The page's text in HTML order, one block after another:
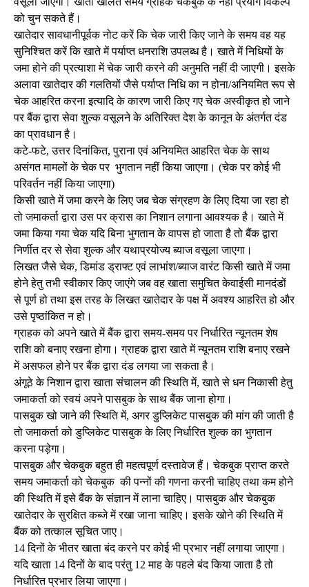
को चुन सकते हैं।
खातेदार सावधानीपूर्वक नोट करें कि चेक जारी किए जाने के समय वह यह
सुनिश्चित करें कि खाते में पर्याप्त धनराशि उपलब्ध है। खाते में निधियों के
जमा होने की प्रत्याशा में चेक जारी करने की अनुमति नहीं दी जाएगी। इसके
अलावा खातेदार की गलतियों जैसे पर्याप्त निधि का न होना/अनियमित रूप से
चेक आहरित करना इत्यादि के कारण जारी किए गए चेक अस्वीकृत हो जाने
पर बैंक द्वारा सेवा शुल्क वसूलने के अतिरिक्त देश के कानून के अंतर्गत दंड
का प्रावधान है।
कटे-फटे, उत्तर दिनांकित, पुराना एवं अनियमित आहरित चेक के साथ
असंगत मामलों के चेक पर भुगतान नहीं किया जाएगा। (चेक पर कोई भी
परिवर्तन नहीं किया जाएगा)
किसी खाते में जमा करने के लिए जब चेक संग्रहण के लिए दिया जा रहा हो
तो जमाकर्ता द्वारा उस पर क्रास का निशान लगाना आवश्यक है। खाते में
जमा किया गया चेक यदि बिना भुगतान के वापस हो जाता है तो बैंक द्वारा
निर्णीत दर से सेवा शुल्क और यथाप्रयोज्य ब्याज वसूला जाएगा।
लिखत जैसे चेक, डिमांड ड्राफ्ट एवं लाभांश/ब्याज वारंट किसी खाते में जमा
होने हेतु तभी स्वीकार किए जाएंगे जब वह खाता समुचित केवाईसी मानदंडों
से पूर्ण हो तथा इस तरह के लिखत खातेदार के पक्ष में अवश्य आहरित हो और
उसे पृष्ठांकित न हो।
ग्राहक को अपने खाते में बैंक द्वारा समय-समय पर निर्धारित न्यूनतम शेष
राशि को बनाए रखना होगा। ग्राहक द्वारा खाते में न्यूनतम राशि बनाए रखने
में असफल होने पर बैंक द्वारा दंड लगया जा सकता है।
अंगूठे के निशान द्वारा खाता संचालन की स्थिति में, खाते से धन निकासी हेतु
जमाकर्ता को स्वयं अपने पासबुक के साथ बैंक जाना होगा।
पासबुक खो जाने की स्थिति में, अगर डुप्लिकेट पासबुक की मांग की जाती है
तो जमाकर्ता को डुप्लिकेट पासबुक के लिए निर्धारित शुल्क का भुगतान
करना पड़ेगा।
पासबुक और चेकबुक बहुत ही महत्वपूर्ण दस्तावेज हैं। चेकबुक प्राप्त करते
समय जमाकर्ता को चेकबुक की पन्नों की गणना करनी चाहिए तथा कम होने
की स्थिति में इसे बैंक के संज्ञान में लाना चाहिए। पासबुक और चेकबुक
खातेदार के सुरक्षित कब्जे में रखा जाना चाहिए। इसके खोने की स्थिति में
बैंक को तत्काल सूचित जाए।
14 दिनों के भीतर खाता बंद करने पर कोई भी प्रभार नहीं लगाया जाएगा।
यदि खाता 14 दिनों के बाद परंतु 12 माह के पहले बंद किया जाता है तो
निर्धारित प्रभार लिया जाएगा।